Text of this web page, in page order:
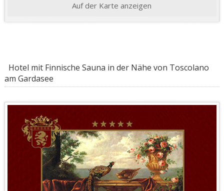
Auf der Karte anzeigen
Hotel mit Finnische Sauna in der Nähe von Toscolano
am Gardasee